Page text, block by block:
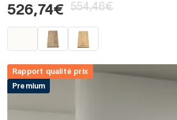
526,74€ 554,46€
Rapport qualité prix
Premium